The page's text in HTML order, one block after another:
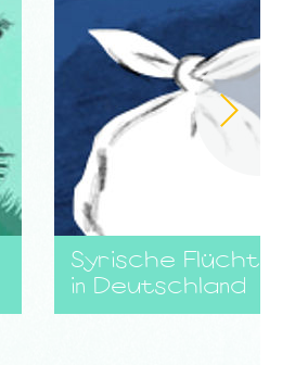
Syrische
in Deutschland